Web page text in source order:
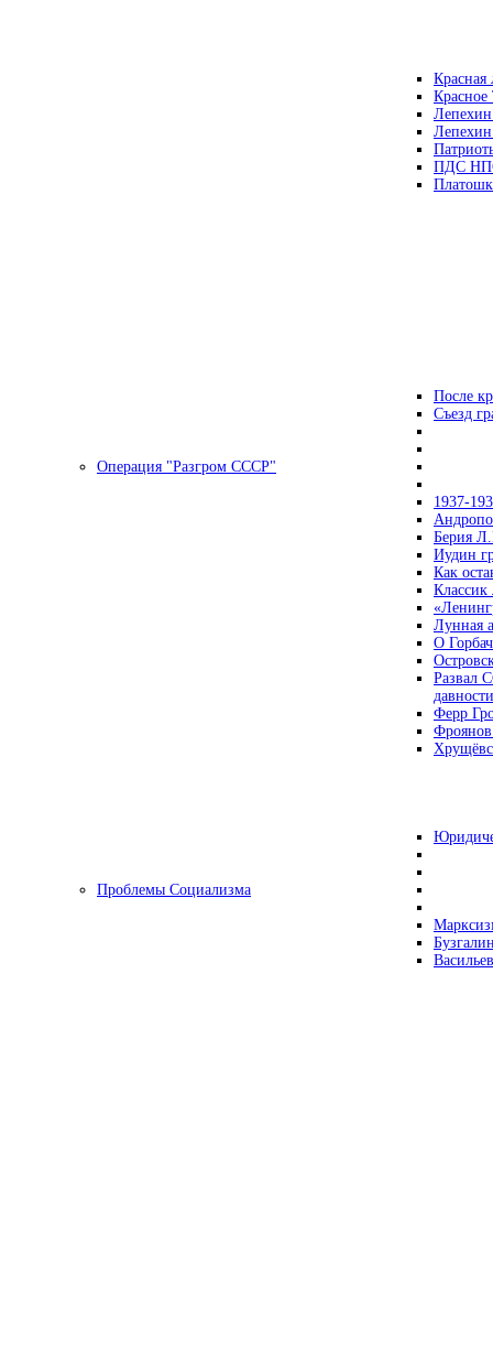
Красная
ПДС
После
Съезд
Операция "Разгром СССР"
1937-
Берия
Иудин
Как
Лунная
О
Развал
давности
Ферр
Проблемы Социализма